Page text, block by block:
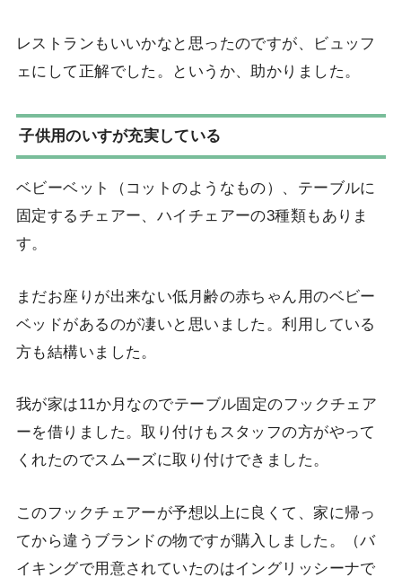
レストランもいいかなと思ったのですが、ビュッフ
ェにして正解でした。というか、助かりました。
子供用のいすが充実している
ベビーベット（コットのようなもの）、テーブルに
固定するチェアー、ハイチェアーの3種類もありま
す。
まだお座りが出来ない低月齢の赤ちゃん用のベビー
ベッドがあるのが凄いと思いました。利用している
方も結構いました。
我が家は11か月なのでテーブル固定のフックチェア
ーを借りました。取り付けもスタッフの方がやって
くれたのでスムーズに取り付けできました。
このフックチェアーが予想以上に良くて、家に帰っ
てから違うブランドの物ですが購入しました。（バ
イキングで用意されていたのはイングリッシーナで